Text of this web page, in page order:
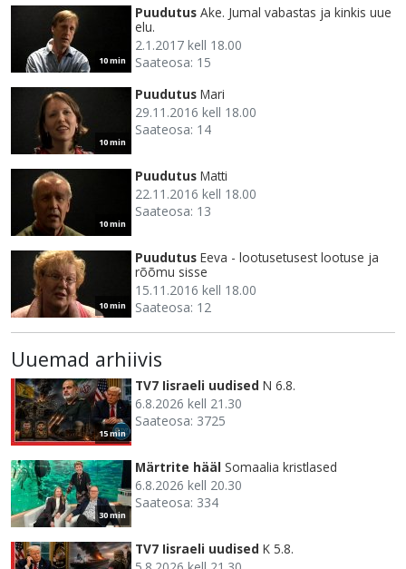
10 min
Puudutus Ake. Jumal vabastas ja kinkis uue
elu.
2.1.2017 kell 18.00
Saateosa: 15
10 min
Puudutus Mari
29.11.2016 kell 18.00
Saateosa: 14
10 min
Puudutus Matti
22.11.2016 kell 18.00
Saateosa: 13
10 min
Puudutus Eeva - lootusetusest lootuse ja
rõõmu sisse
15.11.2016 kell 18.00
Saateosa: 12
Uuemad arhiivis
15 min
TV7 Iisraeli uudised N 6.8.
6.8.2026 kell 21.30
Saateosa: 3725
30 min
Märtrite hääl Somaalia kristlased
6.8.2026 kell 20.30
Saateosa: 334
TV7 Iisraeli uudised K 5.8.